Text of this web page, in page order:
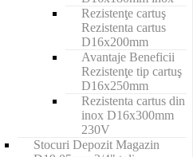
Rezistenţe cartuş
Rezistenta cartus
D16x200mm
Avantaje Beneficii
Rezistenţe tip cartuş
D16x250mm
Rezistenta cartus din
inox D16x300mm
230V
Stocuri Depozit Magazin